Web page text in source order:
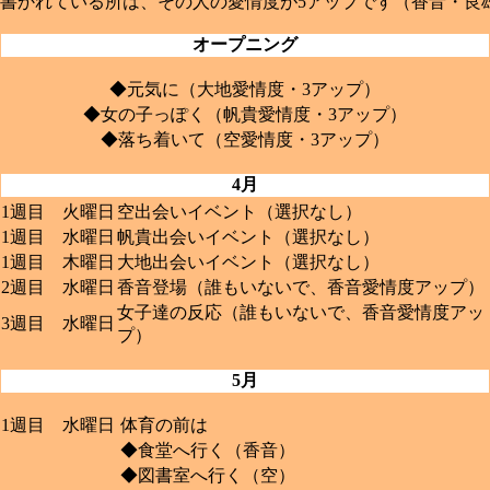
オープニング
◆元気に（大地愛情度・3アップ）
◆女の子っぽく（帆貴愛情度・3アップ）
◆落ち着いて（空愛情度・3アップ）
4月
1週目 火曜日 空出会いイベント（選択なし）
1週目 水曜日 帆貴出会いイベント（選択なし）
1週目 木曜日 大地出会いイベント（選択なし）
2週目 水曜日 香音登場（誰もいないで、香音愛情度アップ）
3週目 水曜日
女子達の反応（誰もいないで、香音愛情度アッ
プ）
5月
1週目 水曜日 体育の前は
◆食堂へ行く（香音）
◆図書室へ行く（空）